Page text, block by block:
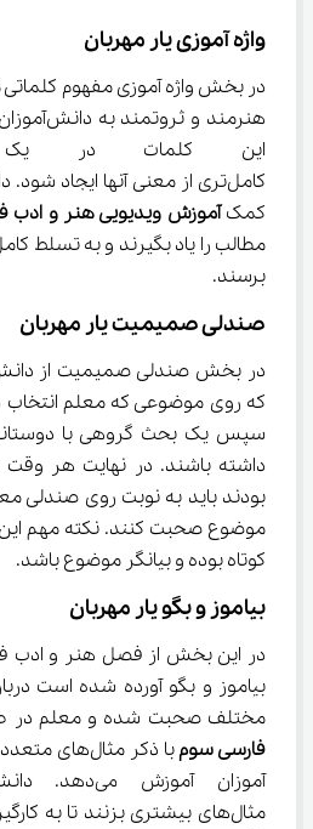
واژه آموزی یار مهربان
در بخش واژه آموزی مفهوم کلماتی
هنرمند و
این کلمات در
کمک آموزش ویدیویی هنر و ادب
مطالب را یاد بگیرند و به تسلط
برسند.
صندلی صمیمیت یار مهربان
در بخش صندلی صمیمیت از
سپس یک بحث گروهی با
داشته باشند. در نهایت هر وقت
بودند باید به نوبت روی صندلی
کوتاه بوده و بیانگر موضوع باشد.
بیاموز و بگو یار مهربان
در این بخش از فصل هنر و ادب
مختلف صحبت شده و معلم در
فارسی سوم
با ذکر
مثال‌های بیشتری بزنند تا به